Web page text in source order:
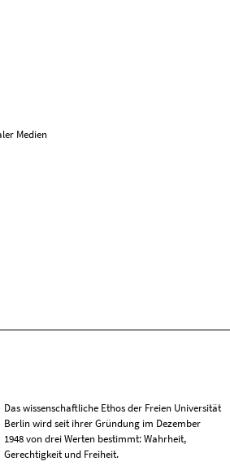
Medien
Das wissenschaftliche Ethos der Freien Universität
Berlin wird seit ihrer Gründung im Dezember
1948 von drei Werten bestimmt: Wahrheit,
Gerechtigkeit und Freiheit.